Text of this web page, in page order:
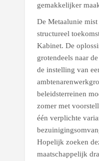
gemakkelijker
De Metaalunie
structureel
Kabinet. De
grotendeels naar
de instelling van
beleidsterreinen
zomer met
één verplichte
Hopelijk zoeken
maatschappelijk